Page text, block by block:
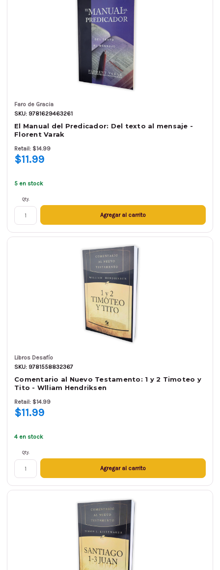
Faro de Gracia
SKU: 9781629463261
El Manual del Predicador: Del texto al mensaje -
Florent Varak
Retail: $14.99
$11.99
5 en stock
Qty.
Agregar al carrito
Libros Desafío
SKU: 9781558832367
Comentario al Nuevo Testamento: 1 y 2 Timoteo y
Tito - Wlliam Hendriksen
Retail: $14.99
$11.99
4 en stock
Qty.
Agregar al carrito